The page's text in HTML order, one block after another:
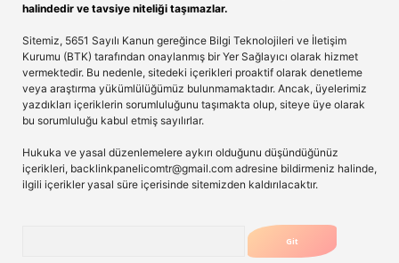
halindedir ve tavsiye niteliği taşımazlar.
Sitemiz, 5651 Sayılı Kanun gereğince Bilgi Teknolojileri ve İletişim
Kurumu (BTK) tarafından onaylanmış bir Yer Sağlayıcı olarak hizmet
vermektedir. Bu nedenle, sitedeki içerikleri proaktif olarak denetleme
veya araştırma yükümlülüğümüz bulunmamaktadır. Ancak, üyelerimiz
yazdıkları içeriklerin sorumluluğunu taşımakta olup, siteye üye olarak
bu sorumluluğu kabul etmiş sayılırlar.
Hukuka ve yasal düzenlemelere aykırı olduğunu düşündüğünüz
içerikleri, backlinkpanelicomtr@gmail.com adresine bildirmeniz halinde,
ilgili içerikler yasal süre içerisinde sitemizden kaldırılacaktır.